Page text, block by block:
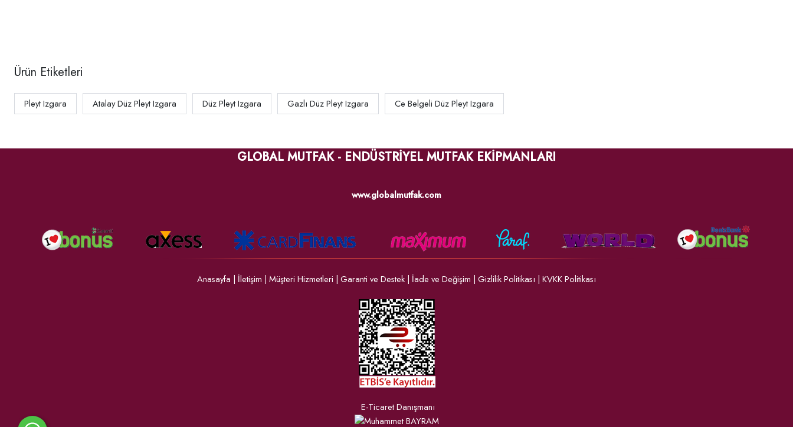
Ürün Etiketleri
Pleyt Izgara Atalay Düz Pleyt Izgara Düz Pleyt Izgara Gazlı Düz Pleyt Izgara Ce Belgeli Düz Pleyt Izgara
GLOBAL MUTFAK - ENDÜSTRİYEL MUTFAK EKİPMANLARI
www.globalmutfak.com
Anasayfa | İletişim | Müşteri Hizmetleri | Garanti ve Destek | İade ve Değişim | Gizlilik Politikası | KVKK Politikası
E-Ticaret Danışmanı